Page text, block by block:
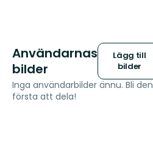
Användarnas
bilder
Lägg till
bilder
Inga användarbilder ännu. Bli den
första att dela!